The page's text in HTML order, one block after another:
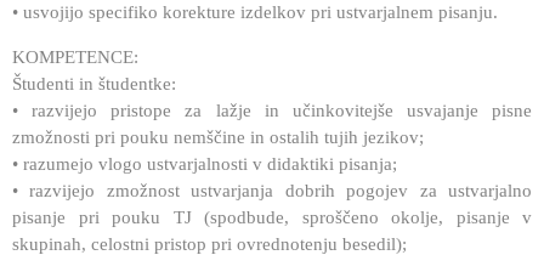
• usvojijo specifiko korekture izdelkov pri ustvarjalnem pisanju.
KOMPETENCE:
Študenti in študentke:
• razvijejo pristope za lažje in učinkovitejše usvajanje pisne
zmožnosti pri pouku nemščine in ostalih tujih jezikov;
• razumejo vlogo ustvarjalnosti v didaktiki pisanja;
• razvijejo zmožnost ustvarjanja dobrih pogojev za ustvarjalno
pisanje pri pouku TJ (spodbude, sproščeno okolje, pisanje v
skupinah, celostni pristop pri ovrednotenju besedil);